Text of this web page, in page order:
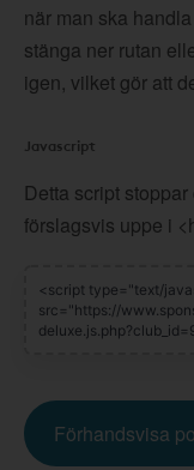
när man ska
stänga ner rutan
igen, vilket gör att
Javascript
Detta script
förslagsvis uppe i
Förhandsvisa